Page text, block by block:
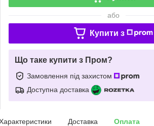
або
Купити з
Що таке купити з Пром?
Замовлення під захистом
Доступна доставка
Доставка Оплата